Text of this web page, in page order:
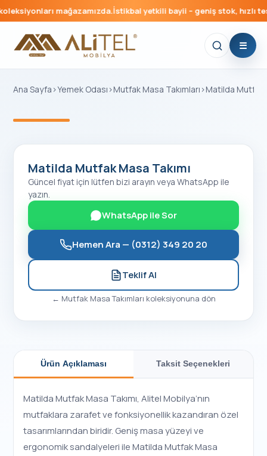
mağazamızda.İstikbal yetkili bayii – geniş stok, hızlı
Ana Sayfa ›Yemek Odası ›Mutfak Masa Takımları ›Matilda Mutfak
Matilda Mutfak Masa Takımı
Güncel fiyat için lütfen bizi arayın veya WhatsApp ile
yazın.
WhatsApp ile Sor
Hemen Ara — (0312) 349 20 20
Teklif Al
← Mutfak Masa Takımları koleksiyonuna dön
Ürün Açıklaması Taksit Seçenekleri
Matilda Mutfak Masa Takımı, Alitel Mobilya’nın
mutfaklara zarafet ve fonksiyonellik kazandıran özel
tasarımlarından biridir. Geniş masa yüzeyi ve
ergonomik sandalyeleri ile Matilda Mutfak Masa